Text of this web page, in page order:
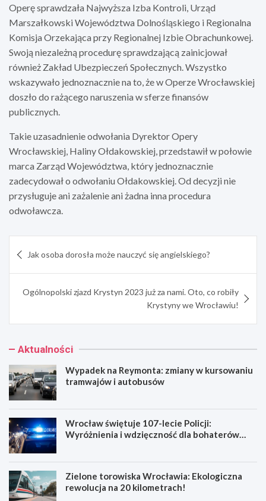
Operę sprawdzała Najwyższa Izba Kontroli, Urząd
Marszałkowski Województwa Dolnośląskiego i Regionalna
Komisja Orzekająca przy Regionalnej Izbie Obrachunkowej.
Swoją niezależną procedurę sprawdzającą zainicjował
również Zakład Ubezpieczeń Społecznych. Wszystko
wskazywało jednoznacznie na to, że w Operze Wrocławskiej
doszło do rażącego naruszenia w sferze finansów
publicznych.
Takie uzasadnienie odwołania Dyrektor Opery
Wrocławskiej, Haliny Ołdakowskiej, przedstawił w połowie
marca Zarząd Województwa, który jednoznacznie
zadecydował o odwołaniu Ołdakowskiej. Od decyzji nie
przysługuje ani zażalenie ani żadna inna procedura
odwoławcza.
wpisu
Jak osoba dorosła może nauczyć się angielskiego?
Ogólnopolski zjazd Krystyn 2023 już za nami. Oto, co robiły
Krystyny we Wrocławiu!
Aktualności
Wypadek na Reymonta: zmiany w kursowaniu
tramwajów i autobusów
Wrocław świętuje 107-lecie Policji:
Wyróżnienia i wdzięczność dla bohaterów
Zielone torowiska Wrocławia: Ekologiczna
rewolucja na 20 kilometrach!